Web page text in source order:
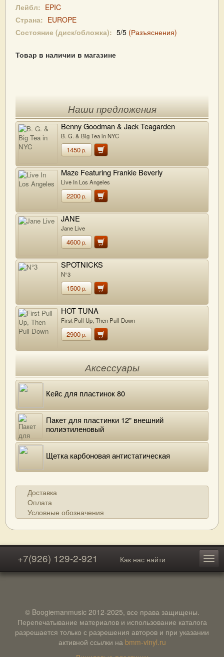
Лейбл: EPIC
Страна: EUROPE
Состояние (диск/обложка): 5/5 (Разъяснения)
Товар в наличии в магазине
Наши предложения
Benny Goodman & Jack Teagarden
B. G. & Big Tea in NYC
1450р.
Maze Featuring Frankie Beverly
Live In Los Angeles
2200р.
JANE
Jane Live
4600р.
SPOTNICKS
N°3
1500р.
HOT TUNA
First Pull Up, Then Pull Down
2900р.
Аксессуары
Кейс для пластинок 80
Пакет для пластинки 12" внешний
полиэтиленовый
Щетка карбоновая антистатическая
Доставка
Оплата
Условные обозначения
+7(926) 129-2-921 Как нас найти
© Boogiemanmusic 2012-2025, все права защищены.
Перепечатывание материалов и использование каталога
разрешается только с разрешения авторов и при указании
активной ссылки на bmm-vinyl.ru